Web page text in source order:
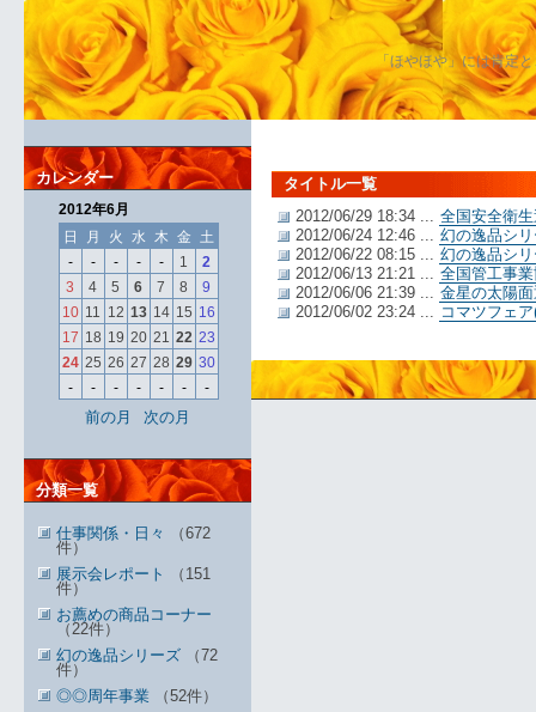
「ほやほや」には肯定
タイトル一覧
2012/06/29 18:34 ... 全国安全衛
2012/06/24 12:46 ... 幻の逸品シ
2012/06/22 08:15 ... 幻の逸品シ
2012/06/13 21:21 ... 全国管工事
2012/06/06 21:39 ... 金星の太陽
2012/06/02 23:24 ... コマツフェ
カレンダー
2012年6月
日
月 火 水 木 金 土
-
- - - - 1
2
3
4 5 6 7 8
9
10 11 12 13 14 15 16
17 18 19 20 21 22 23
24 25 26 27 28 29 30
-
- - - - - -
前の月 次の月
分類一覧
仕事関係・日々
（672
件）
展示会レポート
（151
件）
お薦めの商品コーナー
（22件）
幻の逸品シリーズ （72
件）
◎◎周年事業 （52件）